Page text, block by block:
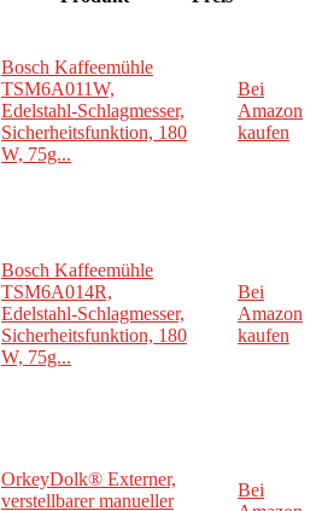
Bosch Kaffeemühle
TSM6A011W,
Edelstahl-Schlagmesser,
Sicherheitsfunktion, 180
W, 75g...
Bei
Amazon
kaufen
Bosch Kaffeemühle
TSM6A014R,
Edelstahl-Schlagmesser,
Sicherheitsfunktion, 180
W, 75g...
Bei
Amazon
kaufen
OrkeyDolk® Externer,
verstellbarer manueller
Bei